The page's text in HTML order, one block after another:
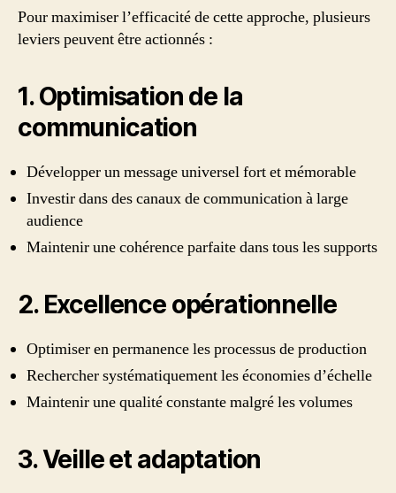
Pour maximiser l’efficacité de cette approche, plusieurs
leviers peuvent être actionnés :
1. Optimisation de la
communication
Développer un message universel fort et mémorable
Investir dans des canaux de communication à large
audience
Maintenir une cohérence parfaite dans tous les supports
2. Excellence opérationnelle
Optimiser en permanence les processus de production
Rechercher systématiquement les économies d’échelle
Maintenir une qualité constante malgré les volumes
3. Veille et adaptation